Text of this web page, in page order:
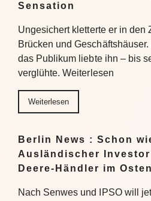
Sensation
Ungesichert kletterte er in den
Brücken und
das Publikum liebte ihn – bis
verglühte. Weiterlesen
Weiterlesen
Berlin News : Schon
Ausländischer
Deere-Händler im Osten
Nach Senwes und IPSO will